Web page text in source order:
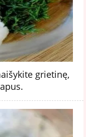
grietinę,